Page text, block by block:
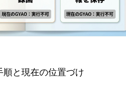
順と現在の位置づけ